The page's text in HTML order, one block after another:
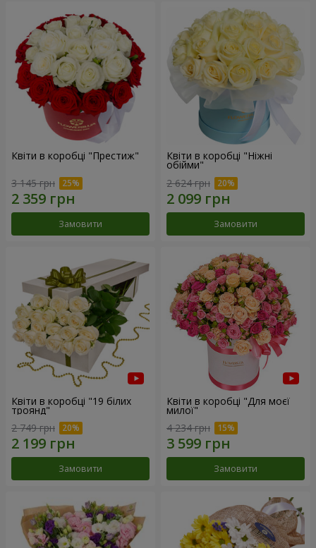
Квіти в коробці "Престиж"
3 145 грн
Замовити
Квіти в коробці "Ніжні
обійми"
2 624 грн
Замовити
Квіти в коробці "19 білих
троянд"
2 749 грн
Замовити
Квіти в коробці "Для моєї
милої"
4 234 грн
Замовити